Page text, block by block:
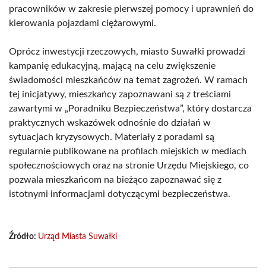
pracowników w zakresie pierwszej pomocy i uprawnień do
kierowania pojazdami ciężarowymi.
Oprócz inwestycji rzeczowych, miasto Suwałki prowadzi
kampanię edukacyjną, mającą na celu zwiększenie
świadomości mieszkańców na temat zagrożeń. W ramach
tej inicjatywy, mieszkańcy zapoznawani są z treściami
zawartymi w „Poradniku Bezpieczeństwa”, który dostarcza
praktycznych wskazówek odnośnie do działań w
sytuacjach kryzysowych. Materiały z poradami są
regularnie publikowane na profilach miejskich w mediach
społecznościowych oraz na stronie Urzędu Miejskiego, co
pozwala mieszkańcom na bieżąco zapoznawać się z
istotnymi informacjami dotyczącymi bezpieczeństwa.
Źródło: Urząd Miasta Suwałki